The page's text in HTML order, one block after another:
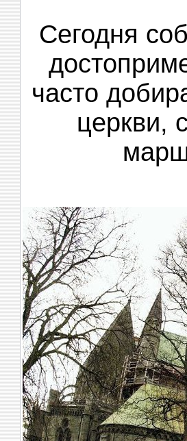
Сегодня
часто
церкви,